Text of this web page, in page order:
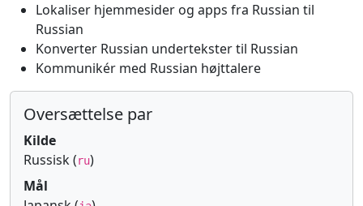
Lokaliser hjemmesider og apps fra Russian til
Russian
Konverter Russian undertekster til Russian
Kommunikér med Russian højttalere
Oversættelse par
Kilde
Russisk (ru)
Mål